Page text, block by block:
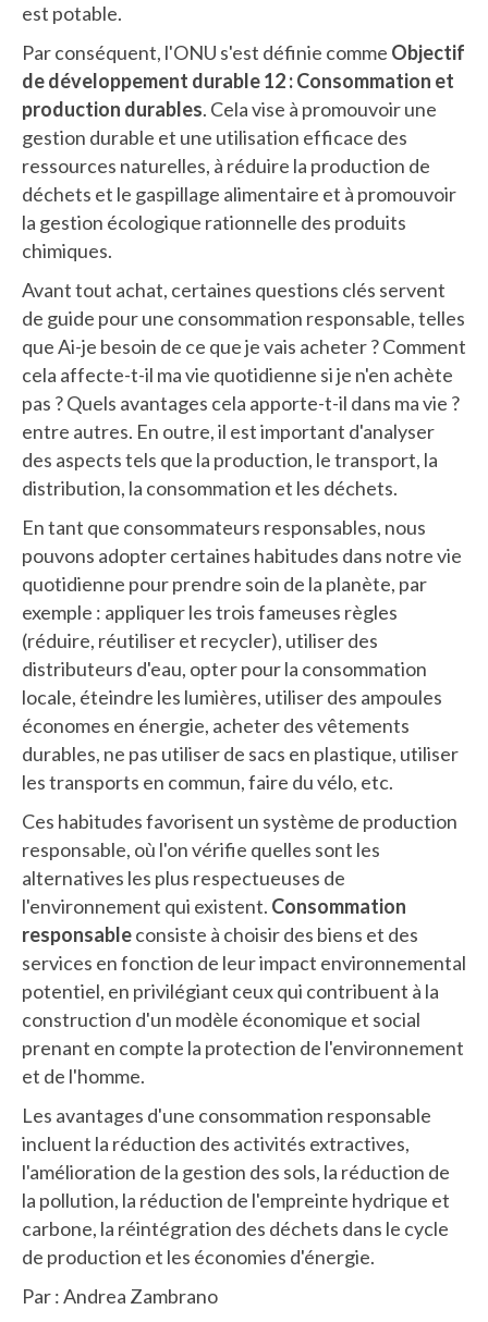
est potable.
Par conséquent, l'ONU s'est définie comme Objectif
de développement durable 12 : Consommation et
production durables. Cela vise à promouvoir une
gestion durable et une utilisation efficace des
ressources naturelles, à réduire la production de
déchets et le gaspillage alimentaire et à promouvoir
la gestion écologique rationnelle des produits
chimiques.
Avant tout achat, certaines questions clés servent
de guide pour une consommation responsable, telles
que Ai-je besoin de ce que je vais acheter ? Comment
cela affecte-t-il ma vie quotidienne si je n'en achète
pas ? Quels avantages cela apporte-t-il dans ma vie ?
entre autres. En outre, il est important d'analyser
des aspects tels que la production, le transport, la
distribution, la consommation et les déchets.
En tant que consommateurs responsables, nous
pouvons adopter certaines habitudes dans notre vie
quotidienne pour prendre soin de la planète, par
exemple : appliquer les trois fameuses règles
(réduire, réutiliser et recycler), utiliser des
distributeurs d'eau, opter pour la consommation
locale, éteindre les lumières, utiliser des ampoules
économes en énergie, acheter des vêtements
durables, ne pas utiliser de sacs en plastique, utiliser
les transports en commun, faire du vélo, etc.
Ces habitudes favorisent un système de production
responsable, où l'on vérifie quelles sont les
alternatives les plus respectueuses de
l'environnement qui existent. Consommation
responsableconsiste à choisir des biens et des
services en fonction de leur impact environnemental
potentiel, en privilégiant ceux qui contribuent à la
construction d'un modèle économique et social
prenant en compte la protection de l'environnement
et de l'homme.
Les avantages d'une consommation responsable
incluent la réduction des activités extractives,
l'amélioration de la gestion des sols, la réduction de
la pollution, la réduction de l'empreinte hydrique et
carbone, la réintégration des déchets dans le cycle
de production et les économies d'énergie.
Par : Andrea Zambrano